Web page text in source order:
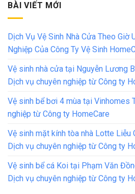
BÀI VIẾT MỚI
Dịch Vụ Vệ Sinh Nhà Cửa Theo Giờ
Nghiệp Của Công Ty Vệ Sinh
Vệ sinh nhà cửa tại Nguyễn Lương
Dịch vụ chuyên nghiệp từ Công ty
Vệ sinh bể bơi 4 mùa tại Vinhomes
nghiệp từ Công ty HomeCare
Vệ sinh mặt kính tòa nhà Lotte Liễu
Dịch vụ chuyên nghiệp từ Công ty
Vệ sinh bể cá Koi tại Phạm Văn
Dịch vụ chuyên nghiệp từ Công ty